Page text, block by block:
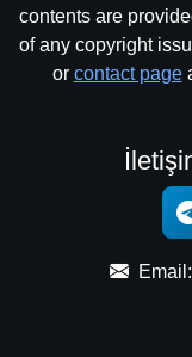
contents are
of any copyright
or contact page
Email: